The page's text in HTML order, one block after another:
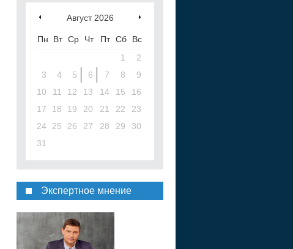
Август 2026
Пн Вт Ср Чт Пт Сб
Вс
1
2
3
4 5 6 7 8
9
10
11 12 13 14 15
16
17
18 19 20 21 22
23
24
25 26 27 28 29
30
31
Экспертное мнение